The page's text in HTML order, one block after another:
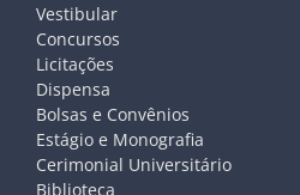
Vestibular
Concursos
Licitações
Dispensa
Bolsas e Convênios
Estágio e Monografia
Cerimonial Universitário
Biblioteca